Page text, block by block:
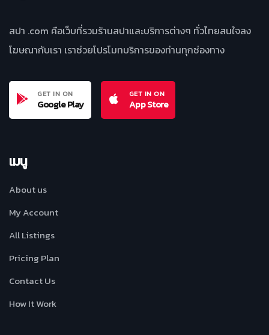
สปา .com คือเว็บที่รวมร้านสปาและบริการต่างๆ ทั่วไทยสนใจลง
โฆษณากับเรา เราช่วยโปรโมทบริการของท่านทุกช่องทาง
GET IN ON
Google Play
GET IN ON
App Store
เมนู
About us
My Account
All Listings
Pricing Plan
Contact Us
How It Work